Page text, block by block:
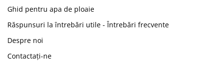
Ghid pentru apa de ploaie
Răspunsuri la întrebări utile - Întrebări frecvente
Despre noi
Contactați-ne